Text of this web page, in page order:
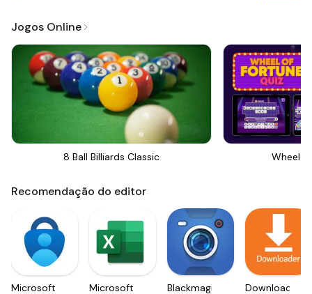
Jogos Online
8 Ball Billiards Classic Wheel
Recomendação do editor
Microsoft
Microsoft
Blackmagic
Downloader